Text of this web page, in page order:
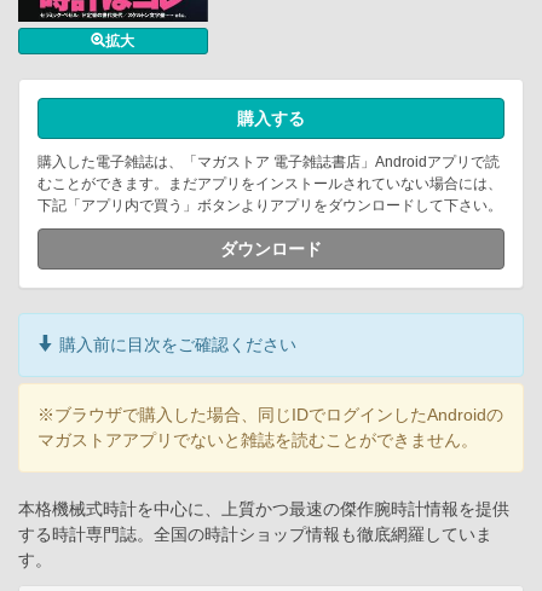
拡大
購入する
購入した電子雑誌は、「マガストア 電子雑誌書店」Androidアプリで読
むことができます。まだアプリをインストールされていない場合には、
下記「アプリ内で買う」ボタンよりアプリをダウンロードして下さい。
ダウンロード
購入前に目次をご確認ください
※ブラウザで購入した場合、同じIDでログインしたAndroidの
マガストアアプリでないと雑誌を読むことができません。
本格機械式時計を中心に、上質かつ最速の傑作腕時計情報を提供
する時計専門誌。全国の時計ショップ情報も徹底網羅していま
す。